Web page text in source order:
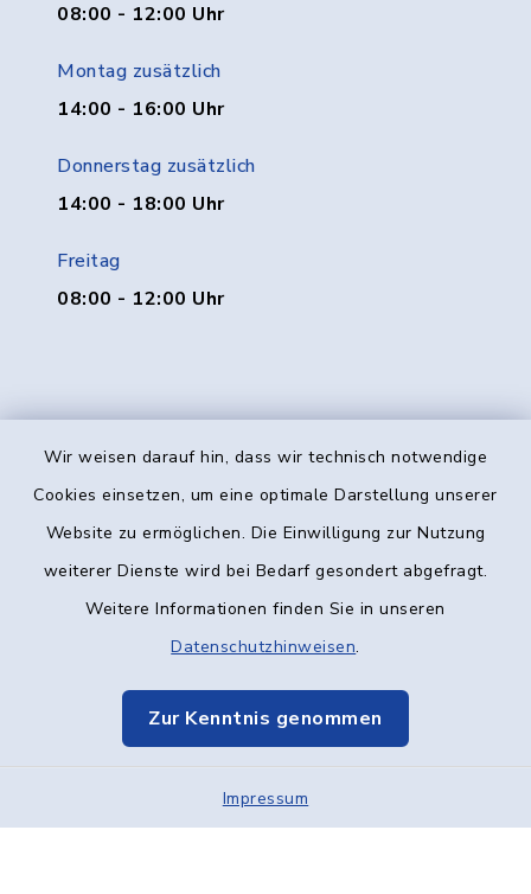
Wir weisen darauf hin, dass wir technisch notwendige
Cookies einsetzen, um eine optimale Darstellung unserer
Website zu ermöglichen. Die Einwilligung zur Nutzung
weiterer Dienste wird bei Bedarf gesondert abgefragt.
Weitere Informationen finden Sie in unseren
Datenschutzhinweisen.
Zur Kenntnis genommen
Impressum
08:00 - 12:00 Uhr
Montag zusätzlich
14:00 - 16:00 Uhr
Donnerstag zusätzlich
14:00 - 18:00 Uhr
Freitag
08:00 - 12:00 Uhr
Kontakt
Datenschutz
Elektronische Kommunikation
Sitemap